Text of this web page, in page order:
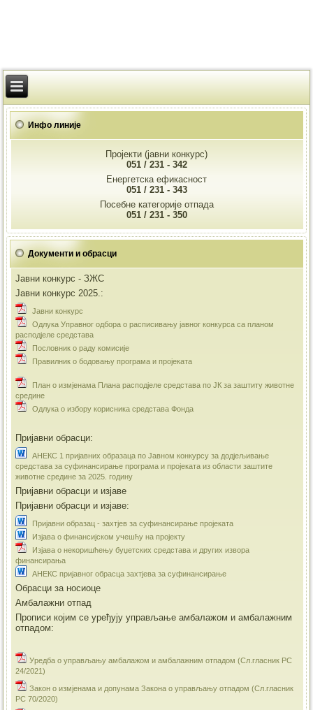
Инфо линије
Пројекти (јавни конкурс)
051 / 231 - 342
Енергетска ефикасност
051 / 231 - 343
Посебне категорије отпада
051 / 231 - 350
Документи и обрасци
Јавни конкурс - ЗЖС
Јавни конкурс 2025.:
Jавни конкурс
Одлука Управног одбора о расписивању јавног конкурса са планом
расподјеле средстава
Пословник о раду комисије
Правилник о бодовању програма и пројеката
План о измјенама Плана расподјеле средстава по ЈК за заштиту животне
средине
Одлука о избору корисника средстава Фонда
Пријавни обрасци:
АНЕКС 1 пријавних образаца по Јавном конкурсу за додјељивање
средстава за суфинансирање програма и пројеката из области заштите
животне средине за 2025. годину
Пријавни обрасци и изјаве
Пријавни обрасци и изјаве:
Пријавни образац - захтјев за суфинансирање пројеката
Изјава о финансијском учешћу на пројекту
Изјава о некоришћењу буџетских средстава и других извора
финансирања
АНЕКС пријавног обрасца захтјева за суфинансирање
Обрасци за носиоце
Амбалажни отпад
Прописи којим се уређују управљање амбалажом и амбалажним
отпадом:
Уредба о управљању амбалажом и амбалажним отпадом (Сл.гласник РС
24/2021)
Закон о измјенама и допунама Закона о управљању отпадом (Сл.гласник
РС 70/2020)